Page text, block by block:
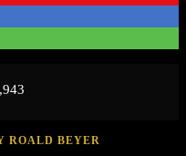
ROALD BEYER